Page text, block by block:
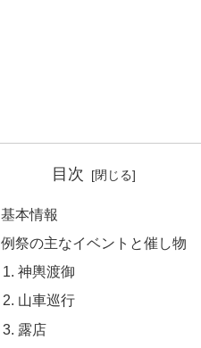
目次
基本情報
例祭の主なイベントと催し物
神輿渡御
山車巡行
露店